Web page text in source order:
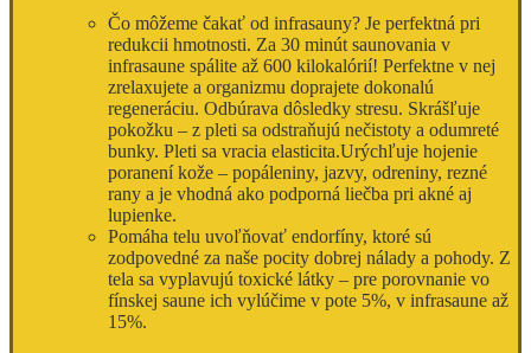
Čo môžeme čakať od infrasauny? Je perfektná pri
redukcii hmotnosti. Za 30 minút saunovania v
infrasaune spálite až 600 kilokalórií! Perfektne v nej
zrelaxujete a organizmu doprajete dokonalú
regeneráciu. Odbúrava dôsledky stresu. Skrášľuje
pokožku – z pleti sa odstraňujú nečistoty a odumreté
bunky. Pleti sa vracia elasticita.Urýchľuje hojenie
poranení kože – popáleniny, jazvy, odreniny, rezné
rany a je vhodná ako podporná liečba pri akné aj
lupienke.
Pomáha telu uvoľňovať endorfíny, ktoré sú
zodpovedné za naše pocity dobrej nálady a pohody. Z
tela sa vyplavujú toxické látky – pre porovnanie vo
fínskej saune ich vylúčime v pote 5%, v infrasaune až
15%.